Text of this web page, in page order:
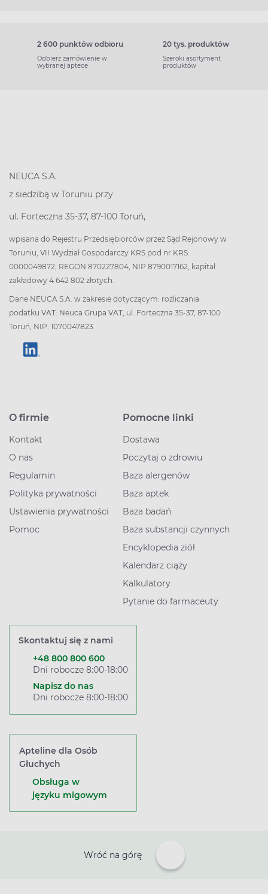
2 600 punktów odbioru
Odbierz zamówienie w
wybranej aptece
20 tys. produktów
Szeroki asortyment
produktów
NEUCA S.A.
z siedzibą w Toruniu przy
ul. Forteczna 35-37, 87-100 Toruń,
wpisana do Rejestru Przedsiębiorców przez Sąd Rejonowy w
Toruniu, VII Wydział Gospodarczy KRS pod nr KRS:
0000049872, REGON 870227804, NIP 8790017162, kapitał
zakładowy 4 642 802 złotych.
Dane NEUCA S.A. w zakresie dotyczącym: rozliczania
podatku VAT: Neuca Grupa VAT, ul. Forteczna 35-37, 87-100
Toruń, NIP: 1070047823
O firmie
Kontakt
O nas
Regulamin
Polityka prywatności
Ustawienia prywatności
Pomoc
Pomocne linki
Dostawa
Poczytaj o zdrowiu
Baza alergenów
Baza aptek
Baza badań
Baza substancji czynnych
Encyklopedia ziół
Kalendarz ciąży
Kalkulatory
Pytanie do farmaceuty
Skontaktuj się z nami
+48 800 800 600
Dni robocze 8:00-18:00
Napisz do nas
Dni robocze 8:00-18:00
Apteline dla Osób
Głuchych
Obsługa w
języku migowym
Wróć na górę